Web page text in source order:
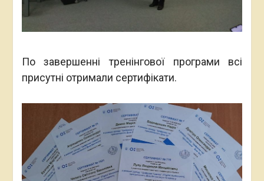
По завершенні тренінгової програми всі
присутні отримали сертифікати.